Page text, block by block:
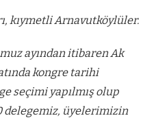
kıymetli Arnavutköylüler.
ayından itibaren Ak
kongre tarihi
seçimi yapılmış olup
delegemiz, üyelerimizin